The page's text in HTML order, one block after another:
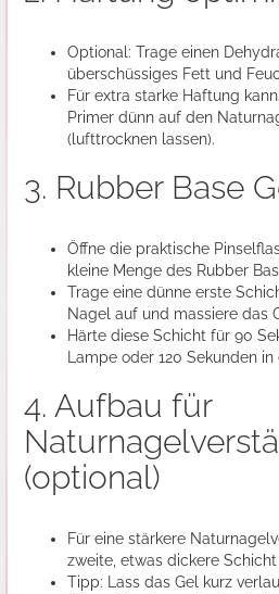
Optional: Trage einen
überschüssiges Fett und
Für extra starke Haftung
Primer dünn auf den
(lufttrocknen lassen).
3. Rubber Base
Öffne die praktische
kleine Menge des Rubber
Trage eine dünne erste
Nagel auf und massiere das
Härte diese Schicht für 90
Lampe oder 120 Sekunden
4. Aufbau für
(optional)
Für eine stärkere
zweite, etwas dickere Schicht
Tipp: Lass das Gel kurz